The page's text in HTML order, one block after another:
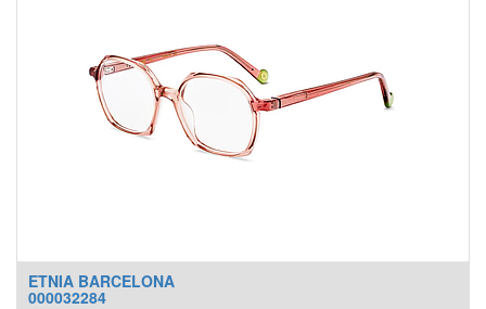
ETNIA BARCELONA
000032284